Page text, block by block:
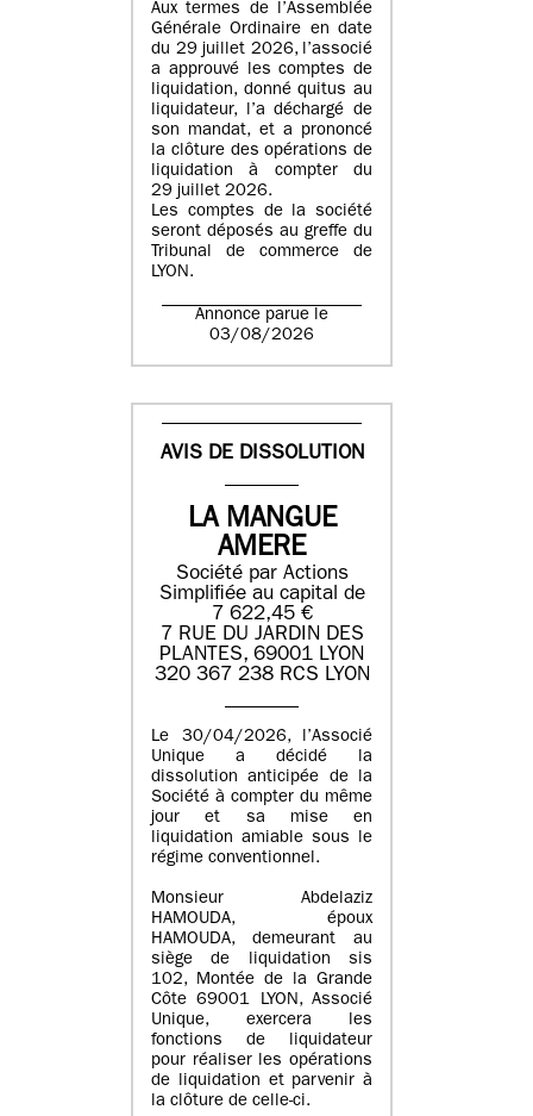
Aux termes de l’Assemblée
Générale Ordinaire en date
du 29 juillet 2026, l’associé
a approuvé les comptes de
liquidation, donné quitus au
liquidateur, l’a déchargé de
son mandat, et a prononcé
la clôture des opérations de
liquidation à compter du
29 juillet 2026.
Les comptes de la société
seront déposés au greffe du
Tribunal de commerce de
LYON.
Annonce parue le
03/08/2026
AVIS DE DISSOLUTION
LA MANGUE
AMERE
Société par Actions
Simplifiée au capital de
7 622,45 €
7 RUE DU JARDIN DES
PLANTES, 69001 LYON
320 367 238 RCS LYON
Le 30/04/2026, l’Associé
Unique a décidé la
dissolution anticipée de la
Société à compter du même
jour et sa mise en
liquidation amiable sous le
régime conventionnel.
Monsieur Abdelaziz
HAMOUDA, époux
HAMOUDA, demeurant au
siège de liquidation sis
102, Montée de la Grande
Côte 69001 LYON, Associé
Unique, exercera les
fonctions de liquidateur
pour réaliser les opérations
de liquidation et parvenir à
la clôture de celle-ci.